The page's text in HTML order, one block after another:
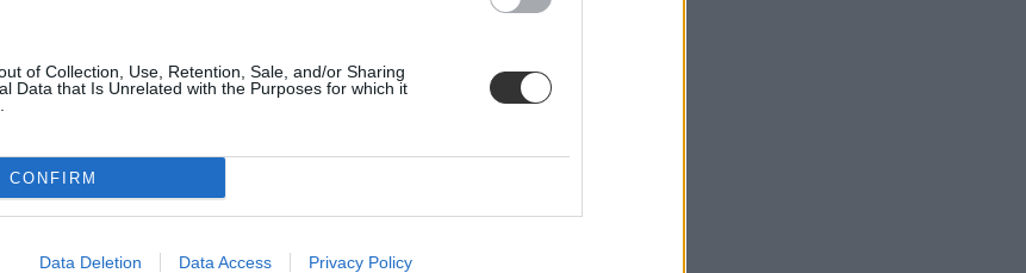
of Collection, Use, Retention, Sale, and/or Sharing
Data that Is Unrelated with the Purposes for which it
CONFIRM
Data Deletion Data Access Privacy Policy